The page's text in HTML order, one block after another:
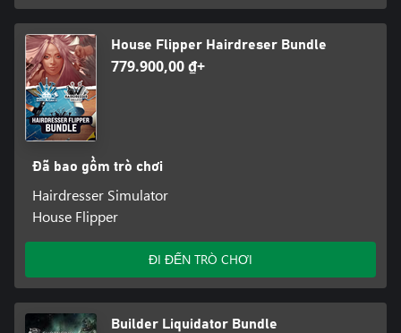
House Flipper Hairdreser Bundle
779.900,00 ₫+
Đã bao gồm trò chơi
Hairdresser Simulator
House Flipper
ĐI ĐẾN TRÒ CHƠI
Builder Liquidator Bundle